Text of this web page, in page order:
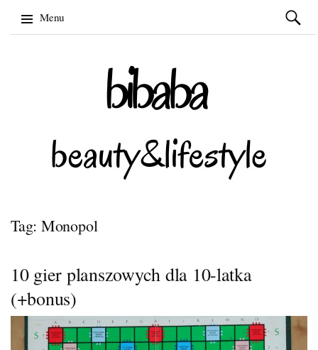
Menu
Szukaj:
Tag: Monopol
10 gier planszowych dla 10-latka
(+bonus)